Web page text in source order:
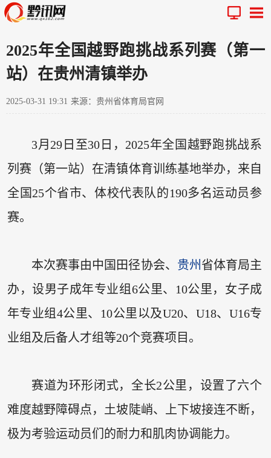
2025年全国越野跑挑战系列赛（第一
站）在贵州清镇举办
2025-03-31 19:31 来源：贵州省体育局官网
3月29日至30日，2025年全国越野跑挑战系
列赛（第一站）在清镇体育训练基地举办，来自
全国25个省市、体校代表队的190多名运动员参
赛。
本次赛事由中国田径协会、 贵州 省体育局主
办，设男子成年专业组6公里、10公里，女子成
年专业组4公里、10公里以及U20、U18、U16专
业组及后备人才组等20个竞赛项目。
赛道为环形闭式，全长2公里，设置了六个
难度越野障碍点，土坡陡峭、上下坡接连不断，
极为考验运动员们的耐力和肌肉协调能力。